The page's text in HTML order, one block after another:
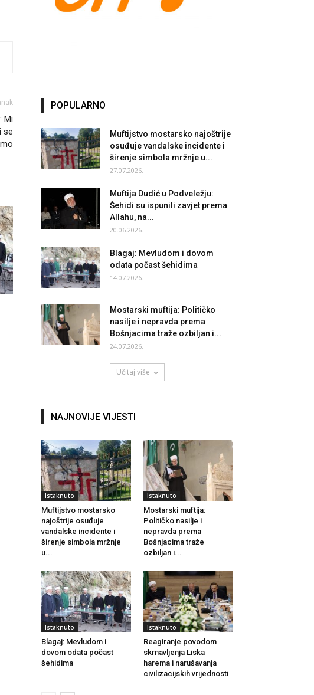
Mi
se
POPULARNO
Muftijstvo mostarsko najoštrije
osuđuje vandalske incidente i
širenje simbola mržnje u...
27.07.2026.
Muftija Dudić u Podveležju:
Šehidi su ispunili zavjet prema
Allahu, na...
20.06.2026.
Blagaj: Mevludom i dovom
odata počast šehidima
14.07.2026.
Mostarski muftija: Političko
nasilje i nepravda prema
Bošnjacima traže ozbiljan i...
24.07.2026.
Učitaj više
NAJNOVIJE VIJESTI
Istaknuto
Muftijstvo mostarsko
najoštrije osuđuje
vandalske incidente i
širenje simbola mržnje
u...
Istaknuto
Mostarski muftija:
Političko nasilje i
nepravda prema
Bošnjacima traže
ozbiljan i...
Istaknuto
Blagaj: Mevludom i
dovom odata počast
šehidima
Istaknuto
Reagiranje povodom
skrnavljenja Liska
harema i narušavanja
civilizacijskih vrijednosti